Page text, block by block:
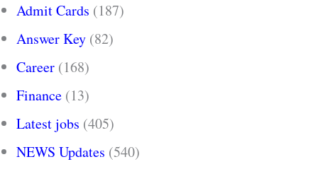
Admit Cards (187)
Answer Key (82)
Career (168)
Finance (13)
Latest jobs (405)
NEWS Updates (540)